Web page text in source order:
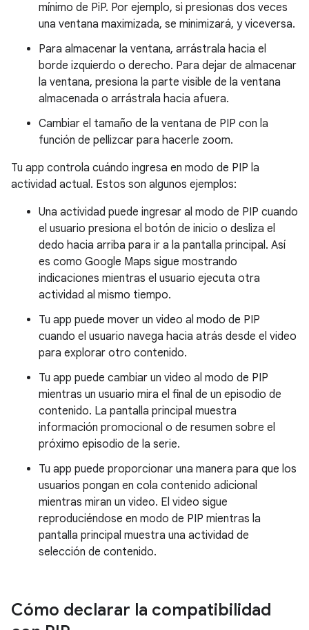
mínimo de PiP. Por ejemplo, si presionas dos veces
una ventana maximizada, se minimizará, y viceversa.
Para almacenar la ventana, arrástrala hacia el
borde izquierdo o derecho. Para dejar de almacenar
la ventana, presiona la parte visible de la ventana
almacenada o arrástrala hacia afuera.
Cambiar el tamaño de la ventana de PIP con la
función de pellizcar para hacerle zoom.
Tu app controla cuándo ingresa en modo de PIP la
actividad actual. Estos son algunos ejemplos:
Una actividad puede ingresar al modo de PIP cuando
el usuario presiona el botón de inicio o desliza el
dedo hacia arriba para ir a la pantalla principal. Así
es como Google Maps sigue mostrando
indicaciones mientras el usuario ejecuta otra
actividad al mismo tiempo.
Tu app puede mover un video al modo de PIP
cuando el usuario navega hacia atrás desde el video
para explorar otro contenido.
Tu app puede cambiar un video al modo de PIP
mientras un usuario mira el final de un episodio de
contenido. La pantalla principal muestra
información promocional o de resumen sobre el
próximo episodio de la serie.
Tu app puede proporcionar una manera para que los
usuarios pongan en cola contenido adicional
mientras miran un video. El video sigue
reproduciéndose en modo de PIP mientras la
pantalla principal muestra una actividad de
selección de contenido.
Cómo declarar la compatibilidad